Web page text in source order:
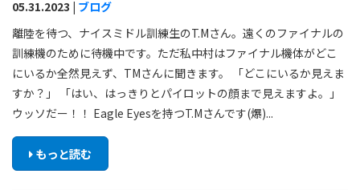
05.31.2023 | ブログ
離陸を待つ、ナイスミドル訓練生のT.Mさん。遠くのファイナルの
訓練機のために待機中です。ただ私中村はファイナル機体がどこ
にいるか全然見えず、TMさんに聞きます。 「どこにいるか見えま
すか？」 「はい、はっきりとパイロットの顔まで見えますよ。」
ウッソだー！！ Eagle Eyesを持つT.Mさんです(爆)...
もっと読む